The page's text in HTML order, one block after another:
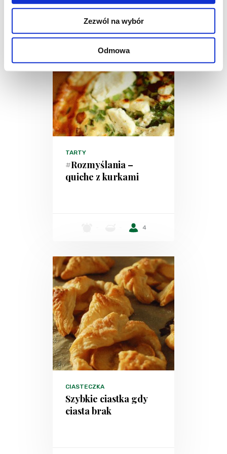
Zezwól na wybór
Odmowa
TARTY
#Rozmyślania –
quiche z kurkami
4
CIASTECZKA
Szybkie ciastka gdy
ciasta brak